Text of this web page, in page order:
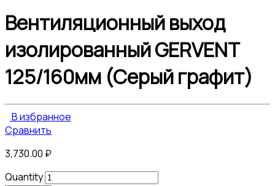
Вентиляционный выход
изолированный GERVENT
125/160мм (Серый графит)
В избранное
Сравнить
3,730.00 ₽
Quantity